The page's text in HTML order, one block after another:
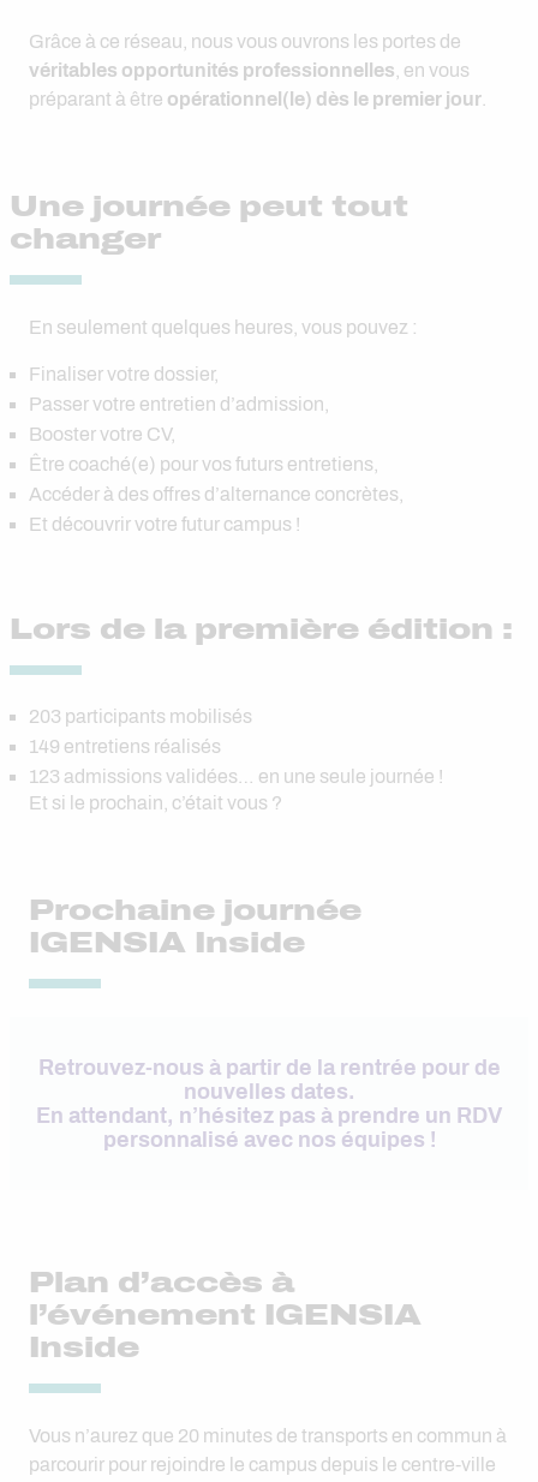
Grâce à ce réseau, nous vous ouvrons les portes de
véritables opportunités professionnelles , en vous
préparant à être opérationnel(le) dès le premier jour
Une journée peut tout
changer
En seulement quelques heures, vous pouvez :
Finaliser votre dossier,
Passer votre entretien d’admission,
Booster votre CV,
Être coaché(e) pour vos futurs entretiens,
Accéder à des offres d’alternance concrètes,
Et découvrir votre futur campus !
Lors de la première édition :
203 participants mobilisés
149 entretiens réalisés
123 admissions validées… en une seule journée !
Et si le prochain, c’était vous ?
Prochaine journée
IGENSIA Inside
Retrouvez-nous à partir de la rentrée pour de
nouvelles dates.
En attendant, n’hésitez pas à prendre un RDV
personnalisé avec nos équipes !
Plan d’accès à
l’événement IGENSIA
Inside
Vous n’aurez que 20 minutes de transports en commun à
parcourir pour rejoindre le campus depuis le centre-ville